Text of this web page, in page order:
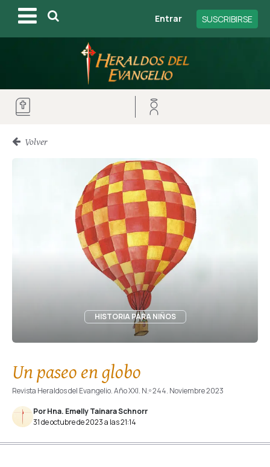
Entrar SUSCRIBIRSE
Volver
HISTORIA PARA NIÑOS
Un paseo en globo
Revista Heraldos del Evangelio. Año XXI. N.º 244. Noviembre 2023
Por Hna. Emelly Tainara Schnorr
31 de octubre de 2023 a las 21:14